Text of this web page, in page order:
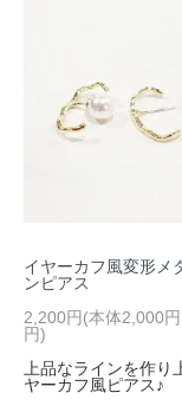
イヤーカフ風変形メ
ンピアス
2,200円(本体2,000
円)
上品なラインを作り
ヤーカフ風ピアス♪